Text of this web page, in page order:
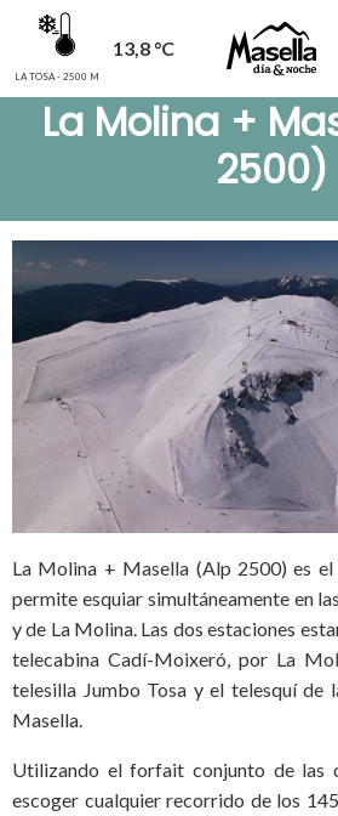
LA TOSA - 2500 M
13,8 °C
La Molina +
2500)
La Molina + Masella (Alp 2500) es
permite esquiar simultáneamente en
y de La Molina. Las dos estaciones
telecabina Cadí-Moixeró, por La
telesilla Jumbo Tosa y el telesquí de
Masella.
Utilizando el forfait conjunto de las
escoger cualquier recorrido de los